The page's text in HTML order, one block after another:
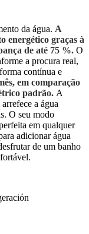
da água. A
energético graças à
de até 75 %. O
a procura real,
contínua e
em comparação
padrão. A
a água
O seu modo
em qualquer
adicionar água
de um banho